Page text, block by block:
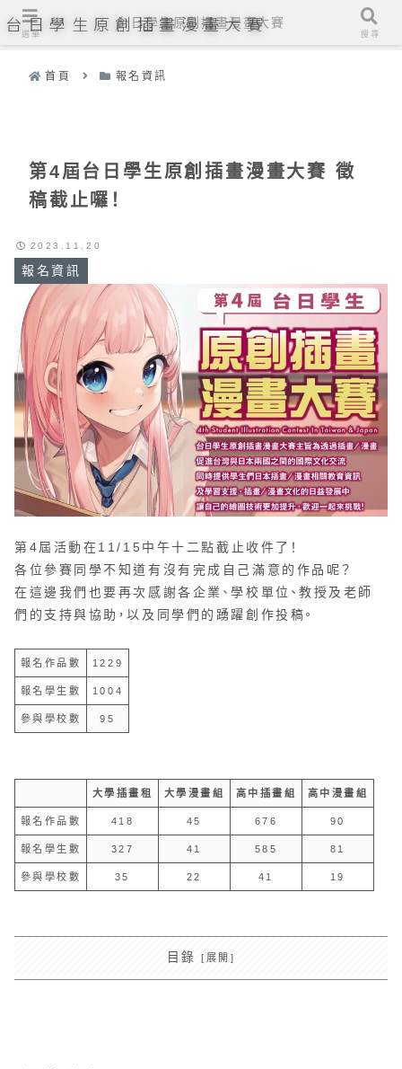
台日學生原創插畫漫畫大賽
首頁 報名資訊
第4屆台日學生原創插畫漫畫大賽 徵
稿截止囉！
報名資訊
2023.11.20
第4屆活動在11/15中午十二點截止收件了！
各位參賽同學不知道有沒有完成自己滿意的作品呢？
在這邊我們也要再次感謝各企業、學校單位、教授及老師
們的支持與協助，以及同學們的踴躍創作投稿。
報名作品數 1229
報名學生數 1004
參與學校數 95
大學插畫租 大學漫畫組 高中插畫組 高中漫畫組
報名作品數 418 45 676 90
報名學生數 327 41 585 81
參與學校數 35 22 41 19
目錄
選單
台日學生原創插畫漫畫大賽
搜尋